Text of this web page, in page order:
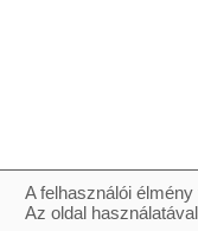
A felhasználói
Az oldal